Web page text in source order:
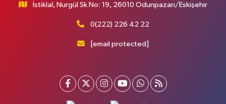
İstiklal, Nurgül Sk No: 19, 26010 Odunpazarı/Eskişehir
0(222) 226 42 22
[email protected]